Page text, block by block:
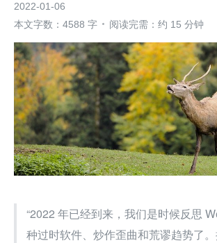
2022-01-06
本文字数：4588 字
阅读完需：约 15 分钟
“2022 年已经到来，我们是时候反思
种过时软件、炒作歪曲和荒谬趋势了。